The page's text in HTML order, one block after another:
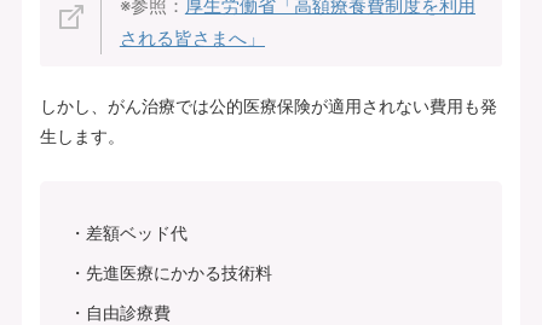
※参照： 厚生労働省「高額療養費制度を利用
される皆さまへ」
しかし、がん治療では公的医療保険が適用されない費用も発
生します。
差額ベッド代
先進医療にかかる技術料
自由診療費